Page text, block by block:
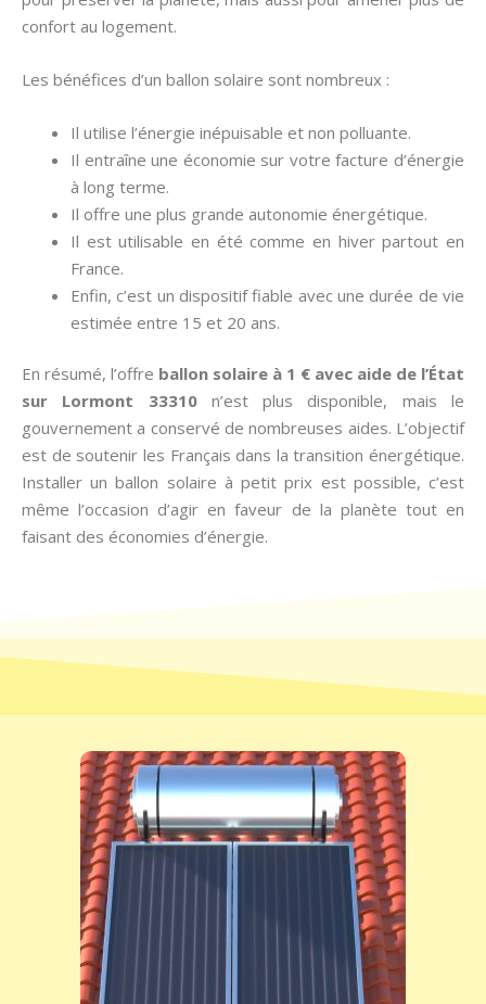
confort au logement.
Les bénéfices d’un ballon solaire sont nombreux :
Il utilise l’énergie inépuisable et non polluante.
Il entraîne une économie sur votre facture d’énergie
à long terme.
Il offre une plus grande autonomie énergétique.
Il est utilisable en été comme en hiver partout en
France.
Enfin, c’est un dispositif fiable avec une durée de vie
estimée entre 15 et 20 ans.
En résumé, l’offre ballon solaire à 1 € avec aide de l’État
sur Lormont 33310n’est plus disponible, mais le
gouvernement a conservé de nombreuses aides. L’objectif
est de soutenir les Français dans la transition énergétique.
Installer un ballon solaire à petit prix est possible, c’est
même l’occasion d’agir en faveur de la planète tout en
faisant des économies d’énergie.